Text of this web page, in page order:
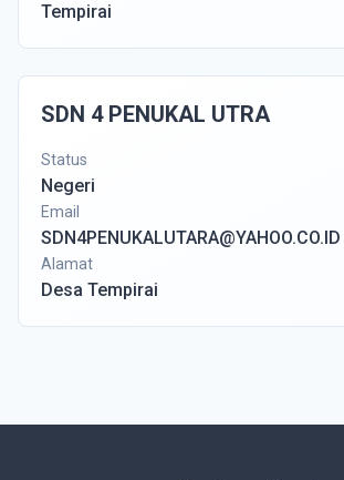
Tempirai
SDN 4 PENUKAL UTRA
Status
Negeri
Email
SDN4PENUKALUTARA@YAHOO.CO.ID
Alamat
Desa Tempirai